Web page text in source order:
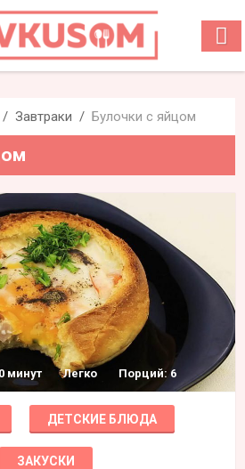
Завтраки Булочки с яйцом
минут Легко Порций: 6
ДЕТСКИЕ БЛЮДА
ЗАКУСКИ